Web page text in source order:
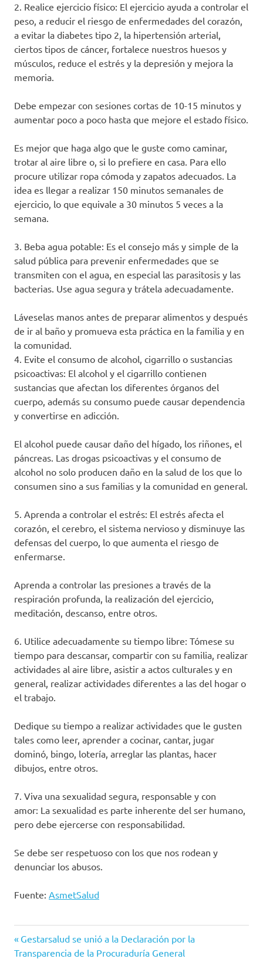
2. Realice ejercicio físico: El ejercicio ayuda a controlar el
peso, a reducir el riesgo de enfermedades del corazón,
a evitar la diabetes tipo 2, la hipertensión arterial,
ciertos tipos de cáncer, fortalece nuestros huesos y
músculos, reduce el estrés y la depresión y mejora la
memoria.
Debe empezar con sesiones cortas de 10-15 minutos y
aumentar poco a poco hasta que mejore el estado físico.
Es mejor que haga algo que le guste como caminar,
trotar al aire libre o, si lo prefiere en casa. Para ello
procure utilizar ropa cómoda y zapatos adecuados. La
idea es llegar a realizar 150 minutos semanales de
ejercicio, lo que equivale a 30 minutos 5 veces a la
semana.
3. Beba agua potable: Es el consejo más y simple de la
salud pública para prevenir enfermedades que se
transmiten con el agua, en especial las parasitosis y las
bacterias. Use agua segura y trátela adecuadamente.
Láveselas manos antes de preparar alimentos y después
de ir al baño y promueva esta práctica en la familia y en
la comunidad.
4. Evite el consumo de alcohol, cigarrillo o sustancias
psicoactivas: El alcohol y el cigarrillo contienen
sustancias que afectan los diferentes órganos del
cuerpo, además su consumo puede causar dependencia
y convertirse en adicción.
El alcohol puede causar daño del hígado, los riñones, el
páncreas. Las drogas psicoactivas y el consumo de
alcohol no solo producen daño en la salud de los que lo
consumen sino a sus familias y la comunidad en general.
5. Aprenda a controlar el estrés: El estrés afecta el
corazón, el cerebro, el sistema nervioso y disminuye las
defensas del cuerpo, lo que aumenta el riesgo de
enfermarse.
Aprenda a controlar las presiones a través de la
respiración profunda, la realización del ejercicio,
meditación, descanso, entre otros.
6. Utilice adecuadamente su tiempo libre: Tómese su
tiempo para descansar, compartir con su familia, realizar
actividades al aire libre, asistir a actos culturales y en
general, realizar actividades diferentes a las del hogar o
el trabajo.
Dedique su tiempo a realizar actividades que le gusten
tales como leer, aprender a cocinar, cantar, jugar
dominó, bingo, lotería, arreglar las plantas, hacer
dibujos, entre otros.
7. Viva una sexualidad segura, responsable y con
amor: La sexualidad es parte inherente del ser humano,
pero debe ejercerse con responsabilidad.
Se debe ser respetuoso con los que nos rodean y
denunciar los abusos.
Fuente: AsmetSalud
Salud
Navegación
Entrada
anterior:
Gestarsalud se unió a la Declaración por la
Transparencia de la Procuraduría General